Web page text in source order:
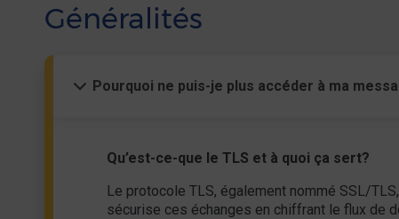
Généralités
Pourquoi ne puis-je plus accéder à ma
Qu’est-ce-que le TLS et à quoi ça sert?
Le protocole TLS, également nommé SSL/
sécurise ces échanges en chiffrant le flux de